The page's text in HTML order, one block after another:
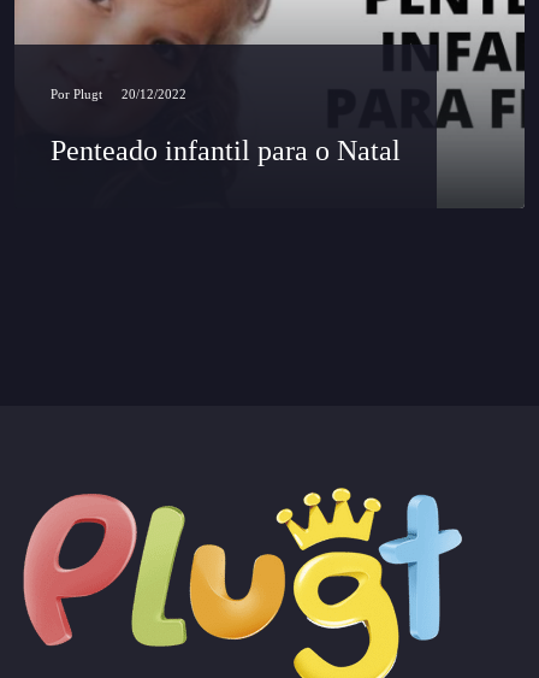
PorPlugt 20/12/2022
Penteado infantil para o Natal